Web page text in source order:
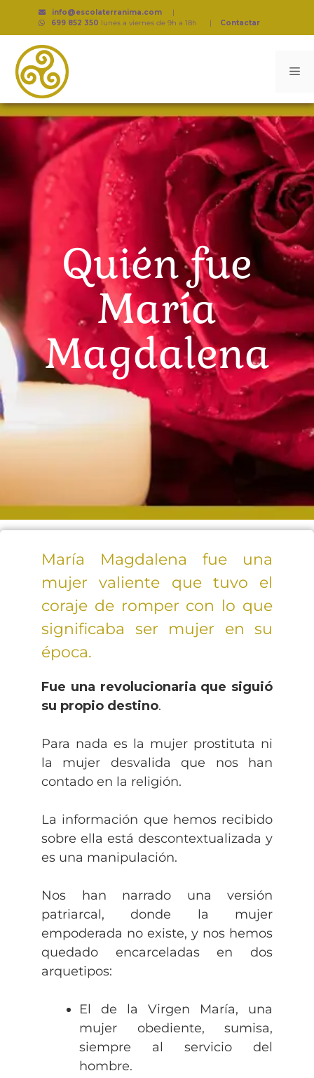
info@escolaterranima.com |
699 852 350 lunes a viernes de 9h a 18h | Contactar
Quién fue
María
Magdalena
María Magdalena fue una
mujer valiente que tuvo el
coraje de romper con lo que
significaba ser mujer en su
época.
Fue una revolucionaria que siguió
su propio destino.
Para nada es la mujer prostituta ni
la mujer desvalida que nos han
contado en la religión.
La información que hemos recibido
sobre ella está descontextualizada y
es una manipulación.
Nos han narrado una versión
patriarcal, donde la mujer
empoderada no existe, y nos hemos
quedado encarceladas en dos
arquetipos:
El de la Virgen María, una
mujer obediente, sumisa,
siempre al servicio del
hombre.